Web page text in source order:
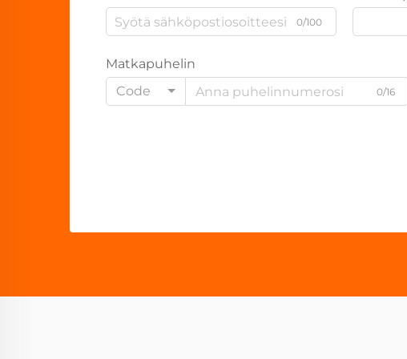
0/100
Matkapuhelin
Code
0/16